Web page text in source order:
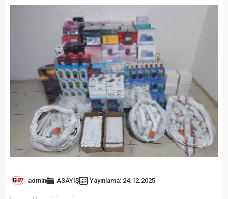
admin ASAYİŞ Yayınlama: 24.12.2025